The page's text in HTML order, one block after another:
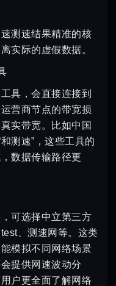
测速结果精准的核
实际的虚假数据。
具，会直接连接到
营商节点的带宽损
实带宽。比如中国
测速”，这些工具的
数据传输路径更
可选择中立第三方
、测速网等。这类
模拟不同网络场景
提供网速波动分
户更全面了解网络